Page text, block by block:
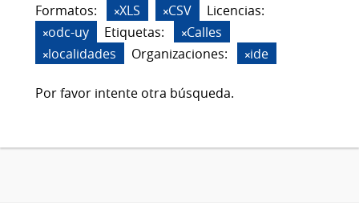
Formatos: XLS CSV
Licencias:
odc-uy
Etiquetas:
Calles
localidades
Organizaciones: ide
Por favor intente otra búsqueda.